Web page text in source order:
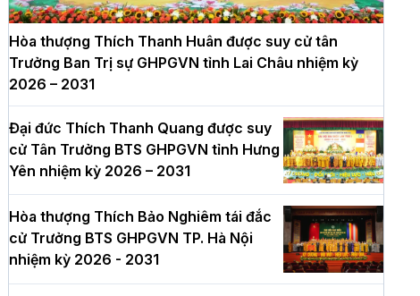
Hòa thượng Thích Thanh Huân được suy cử tân
Trưởng Ban Trị sự GHPGVN tỉnh Lai Châu nhiệm kỳ
2026 – 2031
Đại đức Thích Thanh Quang được suy
cử Tân Trưởng BTS GHPGVN tỉnh Hưng
Yên nhiệm kỳ 2026 – 2031
Hòa thượng Thích Bảo Nghiêm tái đắc
cử Trưởng BTS GHPGVN TP. Hà Nội
nhiệm kỳ 2026 - 2031